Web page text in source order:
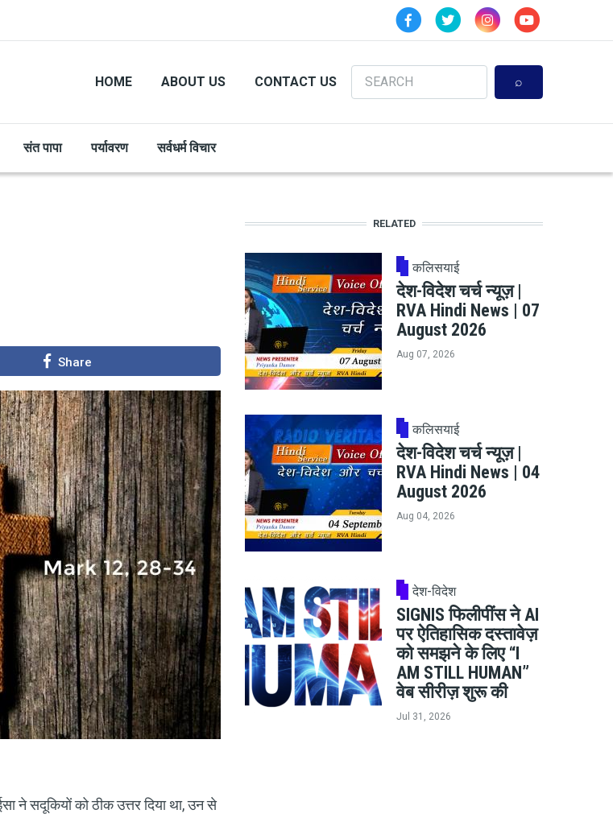
HOME ABOUT US CONTACT US
Search
संत पापा पर्यावरण सर्वधर्म विचार
Share
ने सदूकियों को ठीक उत्तर दिया था, उन से
RELATED
कलिसयाई
देश-विदेश चर्च न्यूज़ |
RVA Hindi News | 07
August 2026
Aug 07, 2026
कलिसयाई
देश-विदेश चर्च न्यूज़ |
RVA Hindi News | 04
August 2026
Aug 04, 2026
देश-विदेश
SIGNIS फिलीपींस ने AI
पर ऐतिहासिक दस्तावेज़
को समझने के लिए “I
AM STILL HUMAN”
वेब सीरीज़ शुरू की
Jul 31, 2026